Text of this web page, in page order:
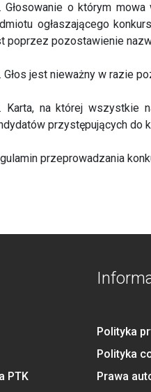
Głosowanie o którym
ogłaszającego
poprzez pozostawienie
Głos jest nieważny w razie
Karta, na której wszystkie
przystępujących do
przeprowadzania
PTK
Polityka
Polityka
Prawa